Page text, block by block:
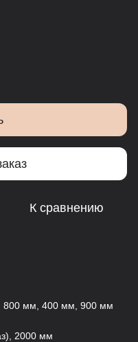
К сравнению
мм, 400 мм, 900 мм
2000 мм